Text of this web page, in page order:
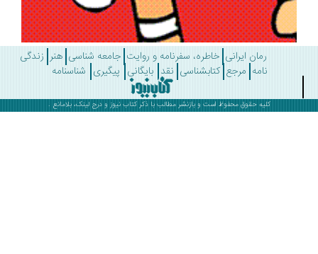
رمان ایرانی خاطره، سفرنامه و روایت جامعه شناسی هنر زندگی
مرجع کتابشناسی نقد بایگانی پیگیری شناسنامه
کلیه حقوق محفوظ است و بازنشر مطالب با ذکرکتاب نیوز و درج لینک، بلامانع .